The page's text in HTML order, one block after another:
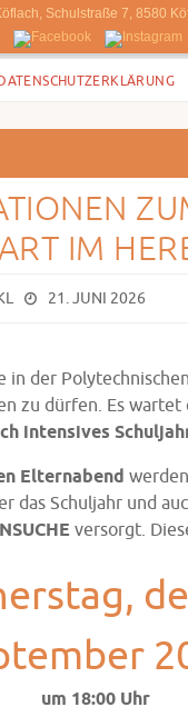
Schulstraße 7, 8580
IM
21. JUNI 2026
in der
zu dürfen. Es wartet
intensives
Elternabend
das Schuljahr und
versorgt.
um 18:00 Uhr